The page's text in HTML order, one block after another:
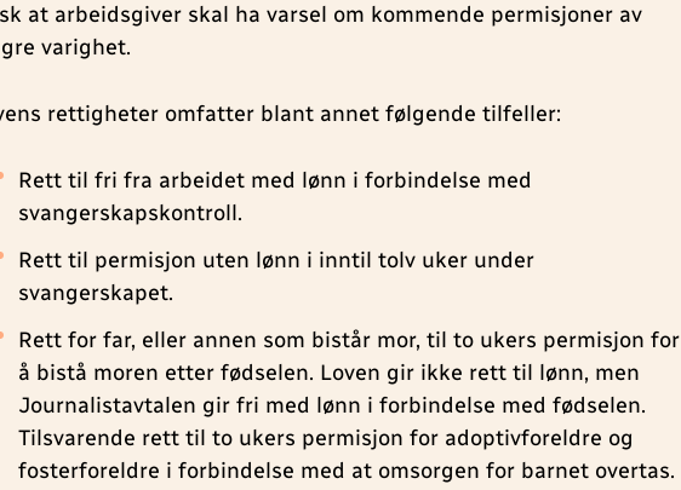
at arbeidsgiver skal ha varsel om kommende permisjoner av
varighet.
rettigheter omfatter blant annet følgende tilfeller:
Rett til fri fra arbeidet med lønn i forbindelse med
svangerskapskontroll.
Rett til permisjon uten lønn i inntil tolv uker under
svangerskapet.
Rett for far, eller annen som bistår mor, til to ukers permisjon for
å bistå moren etter fødselen. Loven gir ikke rett til lønn, men
Journalistavtalen gir fri med lønn i forbindelse med fødselen.
Tilsvarende rett til to ukers permisjon for adoptivforeldre og
fosterforeldre i forbindelse med at omsorgen for barnet overtas.